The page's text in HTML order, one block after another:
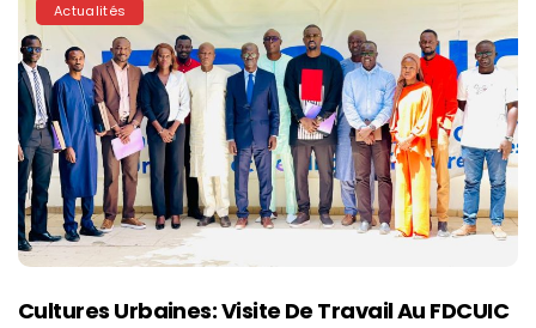
Actualités
Cultures Urbaines: Visite De Travail Au FDCUIC